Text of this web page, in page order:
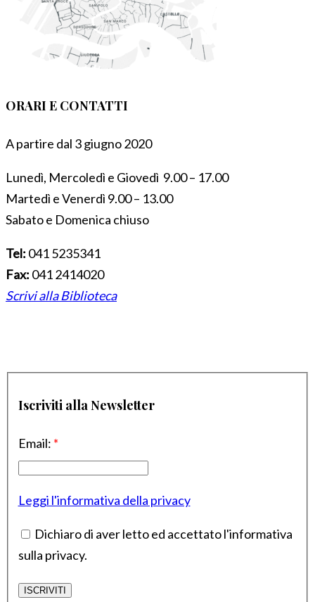
ORARI E CONTATTI
A partire dal 3 giugno 2020
Lunedì, Mercoledì e Giovedì 9.00 – 17.00
Martedì e Venerdì 9.00 – 13.00
Sabato e Domenica chiuso
Tel: 041 5235341
Fax: 041 2414020
Scrivi alla Biblioteca
Iscriviti alla Newsletter
Email: *
Leggi l'informativa della privacy
Dichiaro di aver letto ed accettato l'informativa
sulla privacy.